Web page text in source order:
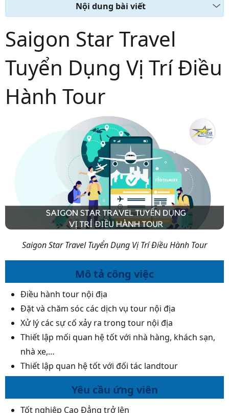
Nội dung bài viết
Saigon Star Travel
Tuyển Dụng Vị Trí Điều
Hành Tour
Saigon Star Travel Tuyển Dụng Vị Trí Điều Hành Tour
Mô tả công việc
Điều hành tour nội địa
Đặt và chăm sóc các dịch vụ tour nội địa
Xử lý các sự cố xảy ra trong tour nội địa
Thiết lập mối quan hệ tốt với nhà hàng, khách sạn,
nhà xe,…
Thiết lập quan hệ tốt với đối tác landtour
Yêu cầu ứng viên
Tốt nghiệp Cao Đẳng trở lên